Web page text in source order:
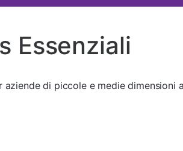
Essenziali
di piccole e medie dimensioni